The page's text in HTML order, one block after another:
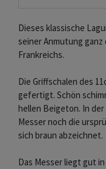
Dieses klassische
seiner Anmutung
Frankreichs.
Die Griffschalen des
gefertigt. Schön
hellen Beigeton. In
Messer noch die
sich braun abzeichnet.
Das Messer liegt gut